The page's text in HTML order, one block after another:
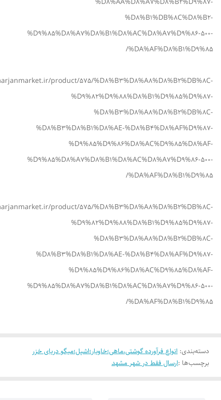
%D8%B1%DB%8C%D8%B2-
%D9%85%D8%A7%D8%B1%D8%AC%D8%A7%D9%86-500-
%DA%AF%D8%B1%D9%85/
product/575/%D8%B3%D8%A8%D8%B2%DB%8C-
%D9%82%D9%88%D8%B1%D9%85%D9%87-
%D8%B3%D8%A8%D8%B2%DB%8C-
%D8%B3%D8%B1%D8%AE-%D8%B4%D8%AF%D9%87-
%D9%85%D9%86%D8%AC%D9%85%D8%AF-
%D9%85%D8%A7%D8%B1%D8%AC%D8%A7%D9%86-500-
%DA%AF%D8%B1%D9%85/
product/575/%D8%B3%D8%A8%D8%B2%DB%8C-
%D9%82%D9%88%D8%B1%D9%85%D9%87-
%D8%B3%D8%A8%D8%B2%DB%8C-
%D8%B3%D8%B1%D8%AE-%D8%B4%D8%AF%D9%87-
%D9%85%D9%86%D8%AC%D9%85%D8%AF-
%D9%85%D8%A7%D8%B1%D8%AC%D8%A7%D9%86-500-
%DA%AF%D8%B1%D9%85/
دسته‌بندی: انواع فرآورده گوشتی،ماهی؛خاویار؛اشپل؛میگو دریای خزر
برچسب‌ها :ارسال فقط در شهر مشهد